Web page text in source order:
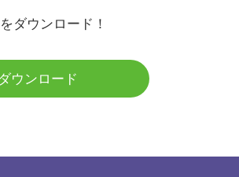
ダウンロード！
ダウンロード